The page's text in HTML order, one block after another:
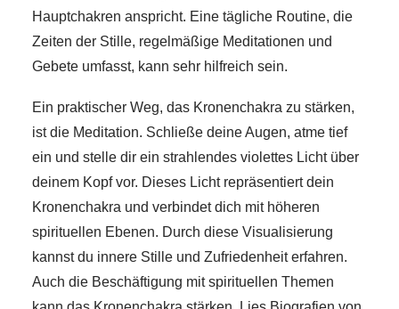
Hauptchakren anspricht. Eine tägliche Routine, die
Zeiten der Stille, regelmäßige Meditationen und
Gebete umfasst, kann sehr hilfreich sein.
Ein praktischer Weg, das Kronenchakra zu stärken,
ist die Meditation. Schließe deine Augen, atme tief
ein und stelle dir ein strahlendes violettes Licht über
deinem Kopf vor. Dieses Licht repräsentiert dein
Kronenchakra und verbindet dich mit höheren
spirituellen Ebenen. Durch diese Visualisierung
kannst du innere Stille und Zufriedenheit erfahren.
Auch die Beschäftigung mit spirituellen Themen